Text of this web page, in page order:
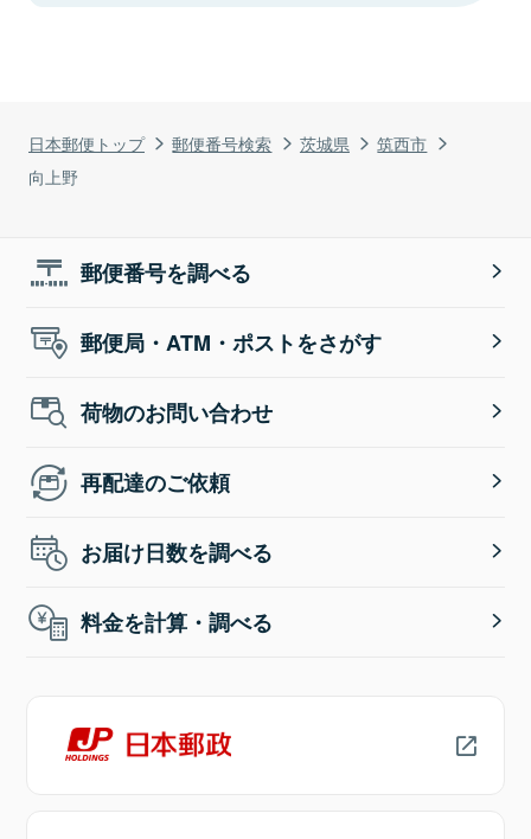
日本郵便トップ 郵便番号検索 茨城県
筑西市
向上野
郵便番号を調べる
郵便局・ATM・ポストをさがす
荷物のお問い合わせ
再配達のご依頼
お届け日数を調べる
料金を計算・調べる